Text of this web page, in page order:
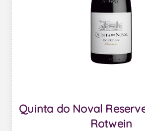
Quinta do Noval
Rotwein